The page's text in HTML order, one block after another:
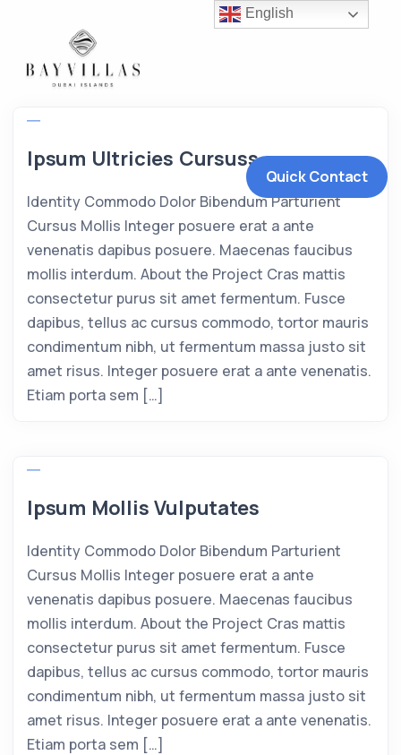
Quick Contact
Ipsum Ultricies Cursuss
Identity Commodo Dolor Bibendum Parturient
Cursus Mollis Integer posuere erat a ante
venenatis dapibus posuere. Maecenas faucibus
mollis interdum. About the Project Cras mattis
consectetur purus sit amet fermentum. Fusce
dapibus, tellus ac cursus commodo, tortor mauris
condimentum nibh, ut fermentum massa justo sit
amet risus. Integer posuere erat a ante venenatis.
Etiam porta sem […]
Ipsum Mollis Vulputates
Identity Commodo Dolor Bibendum Parturient
Cursus Mollis Integer posuere erat a ante
venenatis dapibus posuere. Maecenas faucibus
mollis interdum. About the Project Cras mattis
consectetur purus sit amet fermentum. Fusce
dapibus, tellus ac cursus commodo, tortor mauris
condimentum nibh, ut fermentum massa justo sit
amet risus. Integer posuere erat a ante venenatis.
Etiam porta sem […]
English